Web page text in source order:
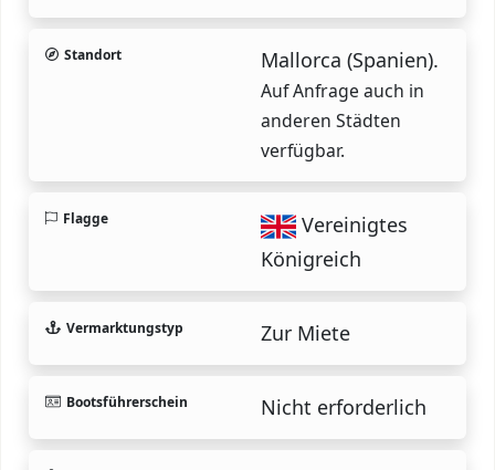
Standort Mallorca (Spanien).
Auf Anfrage auch in
anderen Städten
verfügbar.
Flagge
Vereinigtes
Königreich
Vermarktungstyp Zur Miete
Bootsführerschein Nicht erforderlich